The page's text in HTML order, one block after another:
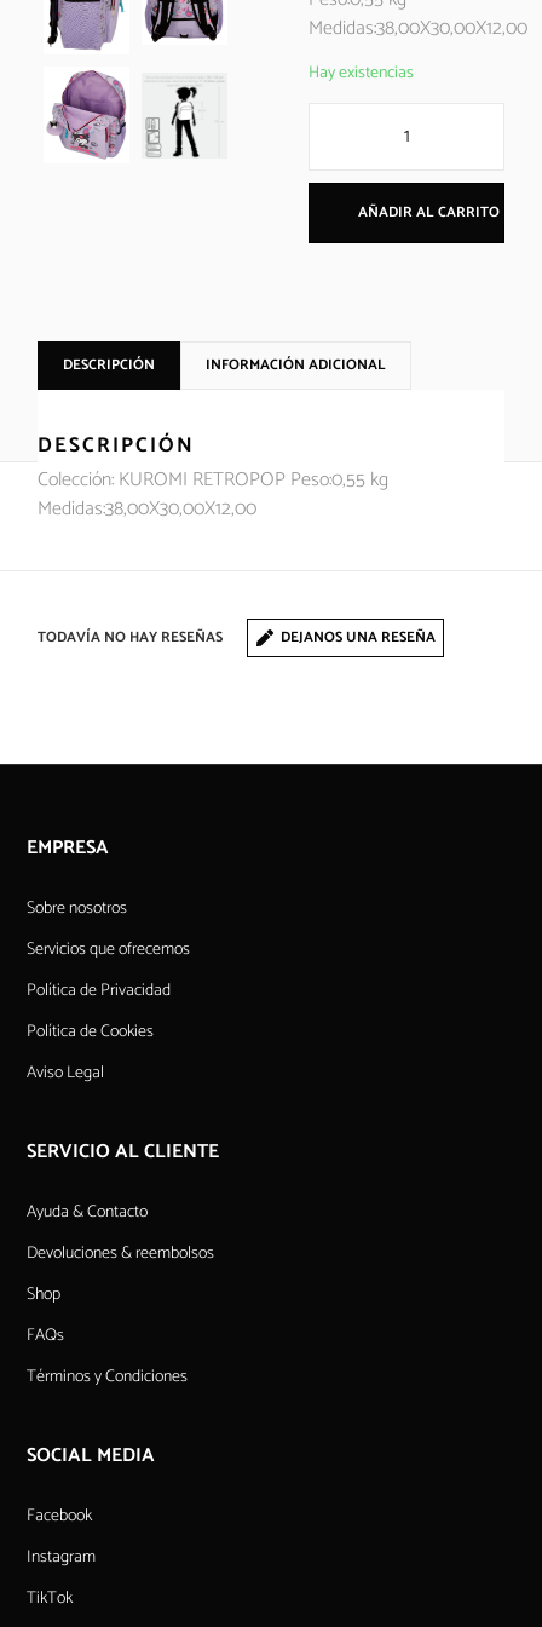
Medidas:38,00X30,00X12,00
Hay existencias
AÑADIR AL CARRITO
DESCRIPCIÓN INFORMACIÓN ADICIONAL
DESCRIPCIÓN
Colección: KUROMI RETROPOP Peso:0,55 kg
Medidas:38,00X30,00X12,00
TODAVÍA NO HAY RESEÑAS DEJANOS UNA RESEÑA
EMPRESA
Sobre nosotros
Servicios que ofrecemos
Política de Privacidad
Política de Cookies
Aviso Legal
SERVICIO AL CLIENTE
Ayuda & Contacto
Devoluciones & reembolsos
Shop
FAQs
Términos y Condiciones
SOCIAL MEDIA
Facebook
Instagram
TikTok